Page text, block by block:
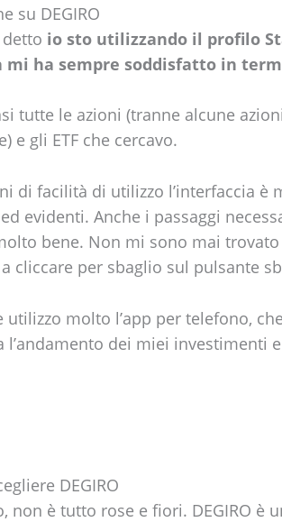
su DEGIRO
io sto utilizzando il profilo
mi ha sempre soddisfatto in
tutte le azioni (tranne alcune
e gli ETF che cercavo.
di facilità di utilizzo l’interfaccia è
evidenti. Anche i passaggi
bene. Non mi sono mai
cliccare per sbaglio sul pulsante
utilizzo molto l’app per telefono,
l’andamento dei miei investimenti
DEGIRO
non è tutto rose e fiori. DEGIRO è